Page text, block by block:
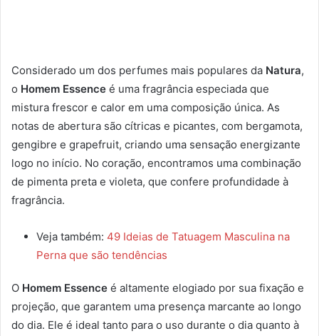
Considerado um dos perfumes mais populares da Natura,
o Homem Essence é uma fragrância especiada que
mistura frescor e calor em uma composição única. As
notas de abertura são cítricas e picantes, com bergamota,
gengibre e grapefruit, criando uma sensação energizante
logo no início. No coração, encontramos uma combinação
de pimenta preta e violeta, que confere profundidade à
fragrância.
Veja também: 49 Ideias de Tatuagem Masculina na
Perna que são tendências
O Homem Essence é altamente elogiado por sua fixação e
projeção, que garantem uma presença marcante ao longo
do dia. Ele é ideal tanto para o uso durante o dia quanto à